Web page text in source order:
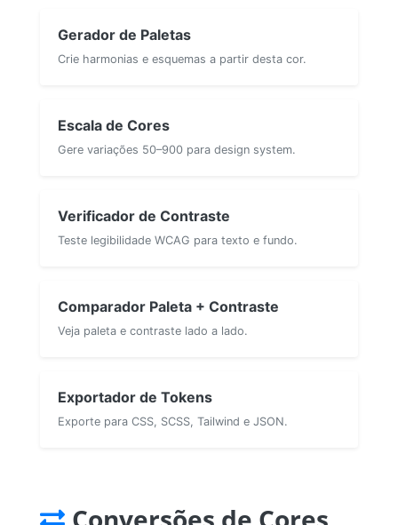
Gerador de Paletas
Crie harmonias e esquemas a partir desta cor.
Escala de Cores
Gere variações 50–900 para design system.
Verificador de Contraste
Teste legibilidade WCAG para texto e fundo.
Comparador Paleta + Contraste
Veja paleta e contraste lado a lado.
Exportador de Tokens
Exporte para CSS, SCSS, Tailwind e JSON.